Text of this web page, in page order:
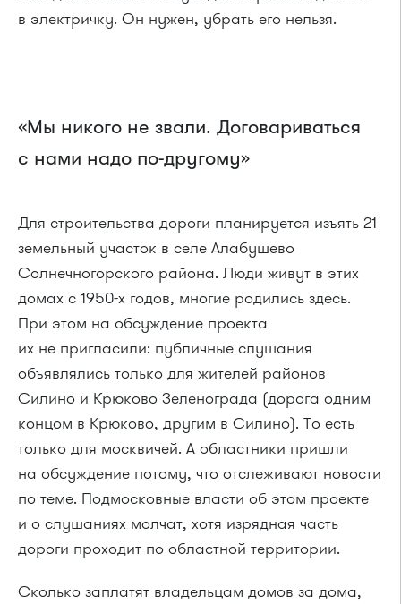
в электричку. Он нужен, убрать его нельзя.
«Мы никого не звали. Договариваться
с нами надо по-другому»
Для строительства дороги планируется изъять 21
земельный участок в селе Алабушево
Солнечногорского района. Люди живут в этих
домах с 1950-х годов, многие родились здесь.
При этом на обсуждение проекта
их не пригласили: публичные слушания
объявлялись только для жителей районов
Силино и Крюково Зеленограда (дорога одним
концом в Крюково, другим в Силино). То есть
только для москвичей. А областники пришли
на обсуждение потому, что отслеживают новости
по теме. Подмосковные власти об этом проекте
и о слушаниях молчат, хотя изрядная часть
дороги проходит по областной территории.
Сколько заплатят владельцам домов за дома,